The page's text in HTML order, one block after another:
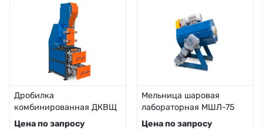
Дробилка
комбинированная ДКВЩ
Цена по запросу
Мельница шаровая
лабораторная МШЛ-75
Цена по запросу